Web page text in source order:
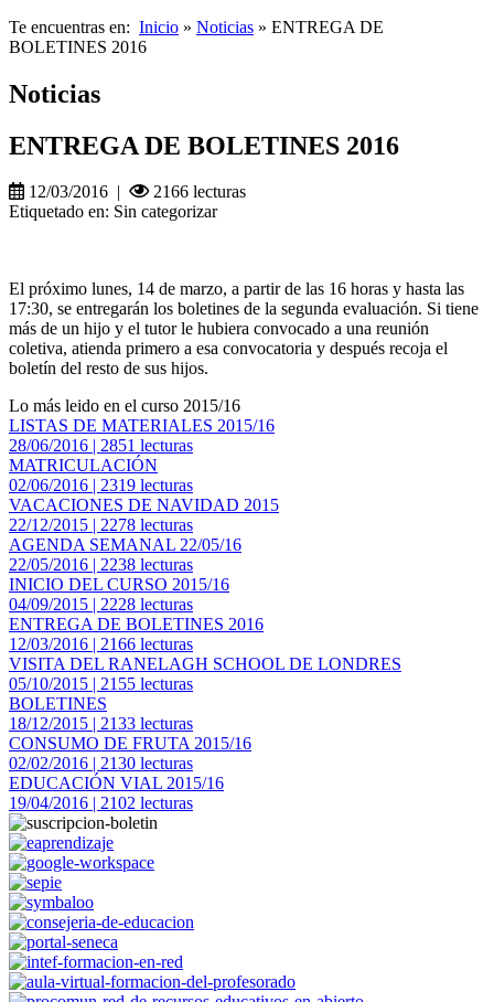
Te encuentras en: Inicio » Noticias » ENTREGA DE
BOLETINES 2016
Noticias
ENTREGA DE BOLETINES 2016
12/03/2016 |
2166 lecturas
Etiquetado en: Sin categorizar
El próximo lunes, 14 de marzo, a partir de las 16 horas y hasta las
17:30, se entregarán los boletines de la segunda evaluación. Si tiene
más de un hijo y el tutor le hubiera convocado a una reunión
coletiva, atienda primero a esa convocatoria y después recoja el
boletín del resto de sus hijos.
Lo más leido en el curso 2015/16
LISTAS DE MATERIALES 2015/16
28/06/2016 | 2851 lecturas
MATRICULACIÓN
02/06/2016 | 2319 lecturas
VACACIONES DE NAVIDAD 2015
22/12/2015 | 2278 lecturas
AGENDA SEMANAL 22/05/16
22/05/2016 | 2238 lecturas
INICIO DEL CURSO 2015/16
04/09/2015 | 2228 lecturas
ENTREGA DE BOLETINES 2016
12/03/2016 | 2166 lecturas
VISITA DEL RANELAGH SCHOOL DE LONDRES
05/10/2015 | 2155 lecturas
BOLETINES
18/12/2015 | 2133 lecturas
CONSUMO DE FRUTA 2015/16
02/02/2016 | 2130 lecturas
EDUCACIÓN VIAL 2015/16
19/04/2016 | 2102 lecturas